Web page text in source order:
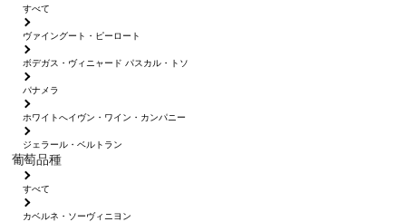
すべて
ヴァイングート・ピーロート
ボデガス・ヴィニャード パスカル・トソ
パナメラ
ホワイトへイヴン・ワイン・カンパニー
ジェラール・ベルトラン
葡萄品種
すべて
カベルネ・ソーヴィニヨン